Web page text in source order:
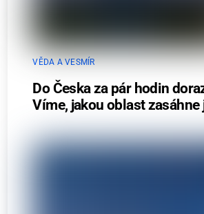
VĚDA A VESMÍR
Do Česka za pár hodin
Víme, jakou oblast